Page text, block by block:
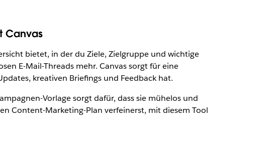
Canvas
bietet, in der du Ziele, Zielgruppe und wichtige
E-Mail-Threads mehr. Canvas sorgt für eine
kreativen Briefings und Feedback hat.
Vorlage sorgt dafür, dass sie mühelos und
Content-Marketing-Plan verfeinerst, mit diesem Tool